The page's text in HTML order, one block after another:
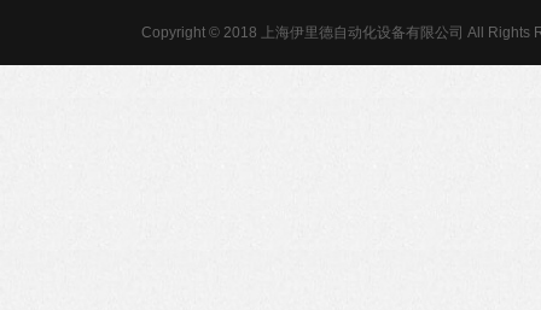
Copyright © 2018 上海伊里德自动化设备有限公司 All Rights